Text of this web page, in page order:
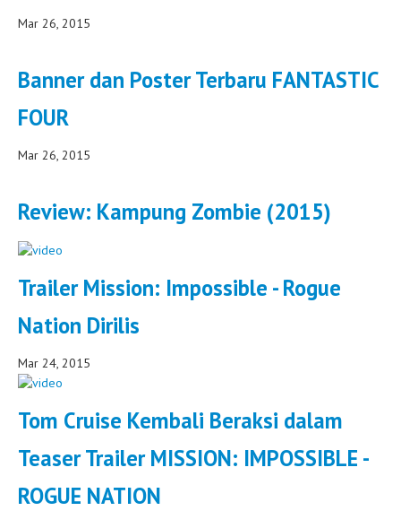
Mar 26, 2015
Banner dan Poster Terbaru FANTASTIC
FOUR
Mar 26, 2015
Review: Kampung Zombie (2015)
Trailer Mission: Impossible - Rogue
Nation Dirilis
Mar 24, 2015
Tom Cruise Kembali Beraksi dalam
Teaser Trailer MISSION: IMPOSSIBLE -
ROGUE NATION